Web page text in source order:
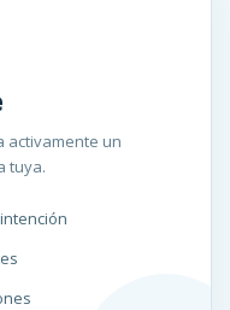
activamente un
tuya.